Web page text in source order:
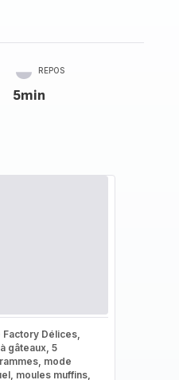
REPOS
5min
Factory Délices,
gâteaux, 5
mode
moules muffins,